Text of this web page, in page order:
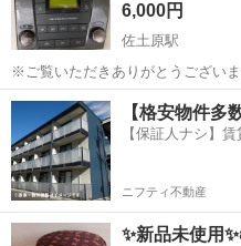
6,000円
佐土原駅
※ご覧いただきありがとうござい
得の上でご購入お願い致します。 商品名：スズキ ワゴンR 純正オー
ディオ CD MD39101ー65K22 状態： 中古品 動作未確認 取り外
し前までは...
宮崎 宮崎市 佐土原駅
【格安物件多
【保証人ナシ】
ニフティ不動産
✨新品未使用